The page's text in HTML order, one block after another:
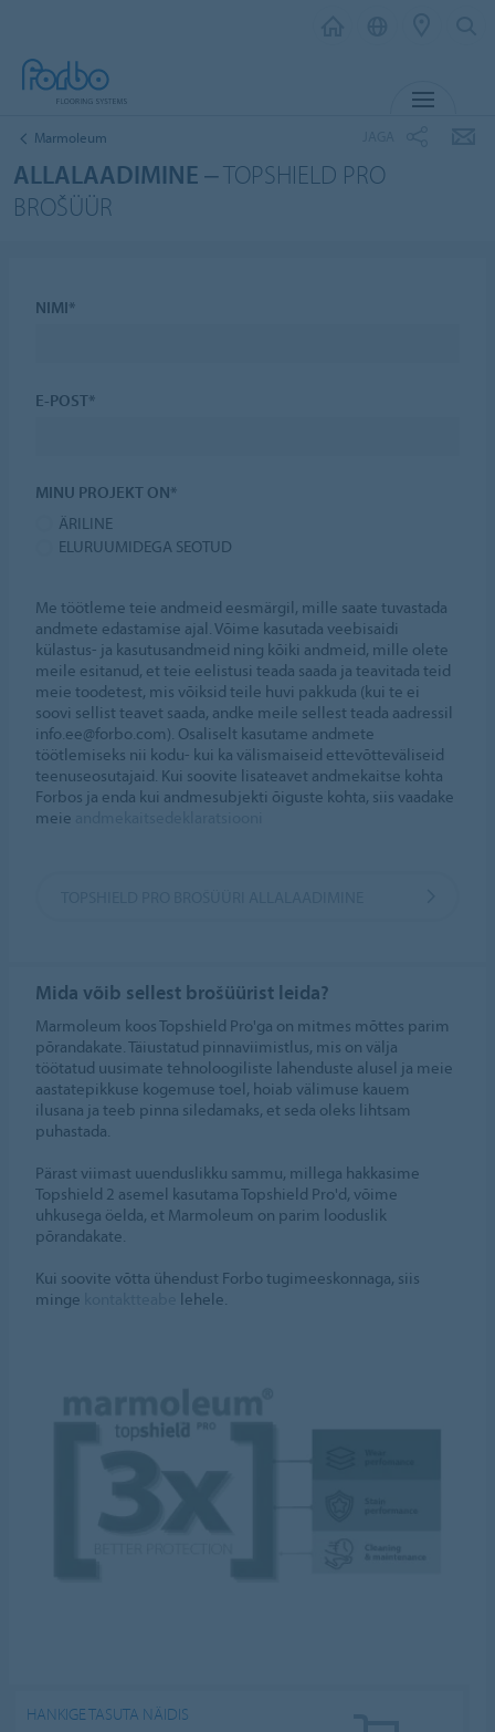
Marmoleum
ALLALAADIMINE ‒ TOPSHIELD PRO
BROŠÜÜR
NIMI*
E-POST*
MINU PROJEKT ON*
ÄRILINE
ELURUUMIDEGA SEOTUD
Me töötleme teie andmeid eesmärgil, mille saate tuvastada
andmete edastamise ajal. Võime kasutada veebisaidi
külastus- ja kasutusandmeid ning kõiki andmeid, mille olete
meile esitanud, et teie eelistusi teada saada ja teavitada teid
meie toodetest, mis võiksid teile huvi pakkuda (kui te ei
soovi sellist teavet saada, andke meile sellest teada aadressil
info.ee@forbo.com). Osaliselt kasutame andmete
töötlemiseks nii kodu- kui ka välismaiseid ettevõtteväliseid
teenuseosutajaid. Kui soovite lisateavet andmekaitse kohta
Forbos ja enda kui andmesubjekti õiguste kohta, siis vaadake
meie
Mida võib sellest brošüürist leida?
Marmoleum koos Topshield Pro'ga on mitmes mõttes parim
põrandakate. Täiustatud pinnaviimistlus, mis on välja
töötatud uusimate tehnoloogiliste lahenduste alusel ja meie
aastatepikkuse kogemuse toel, hoiab välimuse kauem
ilusana ja teeb pinna siledamaks, et seda oleks lihtsam
puhastada.
Pärast viimast uuenduslikku sammu, millega hakkasime
Topshield 2 asemel kasutama Topshield Pro'd, võime
uhkusega öelda, et Marmoleum on parim looduslik
põrandakate.
Kui soovite võtta ühendust Forbo tugimeeskonnaga, siis
minge
lehele.
HANKIGE TASUTA NÄIDIS